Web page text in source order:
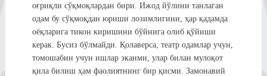
оғриқли сўқмоқлардан бири. Ижод йўлини танлаган
одам бу сўқмоқдан юриши лозимлигини, ҳар қадамда
оёқларига тикон киришини бўйнига олиб қўйиши
керак. Бусиз бўлмайди. Қолаверса, театр одамлар учун,
томошабин учун ишлар эканми, улар билан мулоқот
қила билиш ҳам фаолиятнинг бир қисми. Замонавий